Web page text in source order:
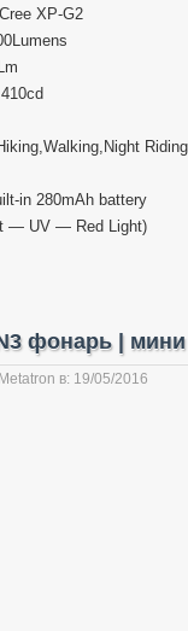
XP-G2
in 280mAh battery
— UV — Red Light)
фонарь |
Metatron в: 19/05/2016